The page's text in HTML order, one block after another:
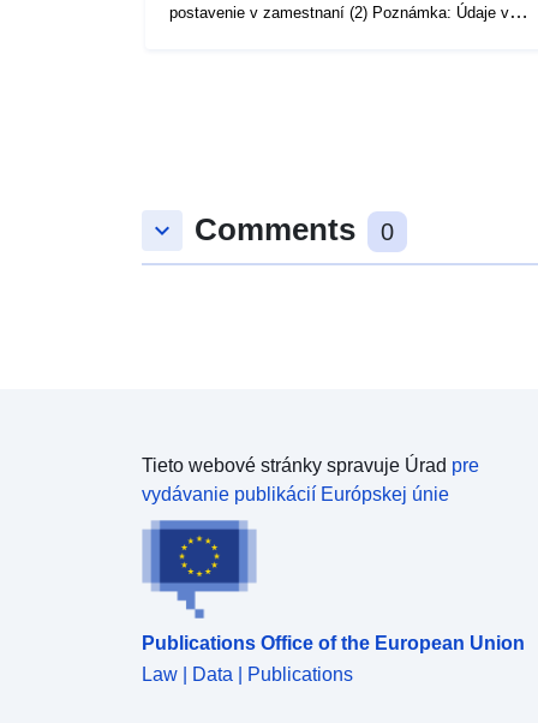
postavenie v zamestnaní (2) Poznámka: Údaje v
keyboard_arrow_down Comments 0
Tieto webové stránky spravuje Úrad pre
vydávanie publikácií Európskej únie
Publications Office of the European Union
Law | Data | Publications